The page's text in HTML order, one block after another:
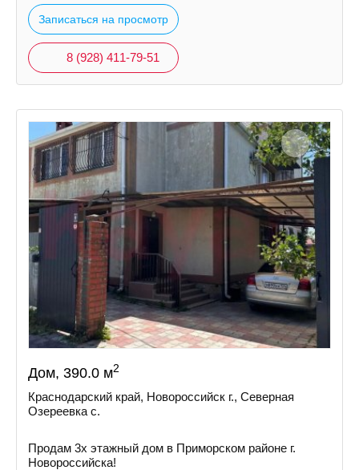
Записаться на просмотр
8 (928) 411-79-51
Дом, 390.0 м2
Краснодарский край, Новороссийск г., Северная
Озереевка с.
Продам 3х этажный дом в Приморском районе г.
Новоросcийскa!